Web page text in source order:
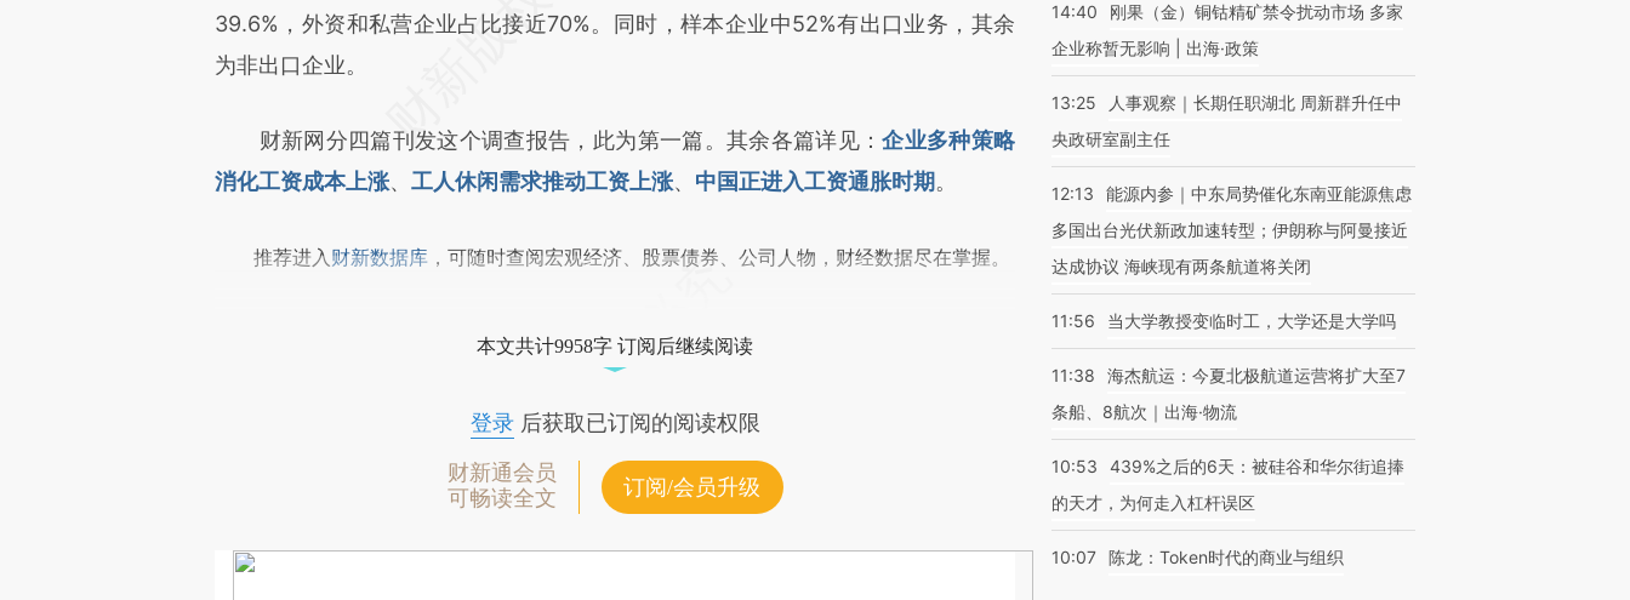
39.6%，外资和私营企业占比接近70%。同时，样本企业中52%有出口业务，其余
为非出口企业。
财新网分四篇刊发这个调查报告，此为第一篇。其余各篇详见：企业多种策略
消化工资成本上涨、 工人休闲需求推动工资上涨、 中国正进入工资通胀时期。
推荐进入 财新数据库 ，可随时查阅宏观经济、股票债券、公司人物，财经数据尽在掌握。
本文共计9958字 订阅后继续阅读
登录后获取已订阅的阅读权限
财新通会员
可畅读全文
订阅/会员升级
14:40
刚果（金）铜钴精矿禁令扰动市场 多家
企业称暂无影响 | 出海·政策
13:25
人事观察｜长期任职湖北 周新群升任中
央政研室副主任
12:13
能源内参｜中东局势催化东南亚能源焦虑
多国出台光伏新政加速转型；伊朗称与阿曼接近
达成协议 海峡现有两条航道将关闭
11:56 当大学教授变临时工，大学还是大学吗
11:38
海杰航运：今夏北极航道运营将扩大至7
条船、8航次｜出海·物流
10:53
439%之后的6天：被硅谷和华尔街追捧
的天才，为何走入杠杆误区
10:07 陈龙：Token时代的商业与组织